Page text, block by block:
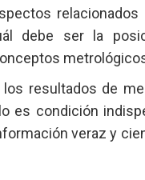
relacionados
debe ser la
resultados de
es condición
veraz y